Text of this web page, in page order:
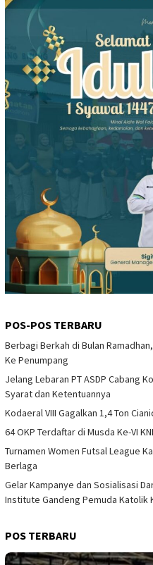
POS-POS TERBARU
Berbagi Berkah di Bulan
Ke Penumpang
Jelang Lebaran PT ASDP Cabang
Syarat dan Ketentuannya
Kodaeral VIII Gagalkan 1,4 Ton
64 OKP Terdaftar di Musda Ke-VI
Turnamen Women Futsal League
Berlaga
Gelar Kampanye dan Sosialisasi
Institute Gandeng Pemuda Katolik
POS TERBARU